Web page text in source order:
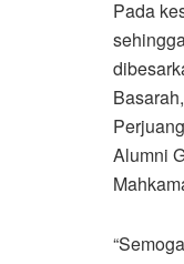
Pada
Alumni